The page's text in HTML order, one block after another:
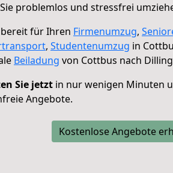
problemlos und stressfrei
für Ihren Firmenumzug,
, Studentenumzug in
Beiladung von Cottbus nach
Sie jetzt in nur wenigen Minuten
Angebote.
Kostenlose Angebote